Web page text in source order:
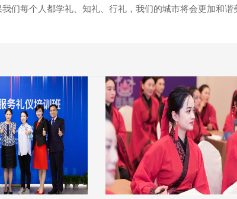
们每个人都学礼、知礼、行礼，我们的城市将会更加和谐